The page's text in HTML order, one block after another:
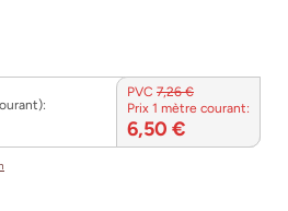
PVC 7,26 €
Prix 1 mètre courant:
6,50 €